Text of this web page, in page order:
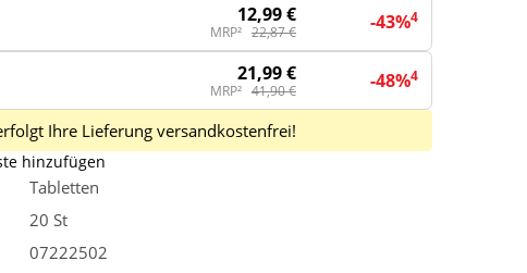
12,99 €
MRP² 22,87 € -43%4
21,99 €
MRP² 41,90 € -48%4
Ihre Lieferung versandkostenfrei!
hinzufügen
Tabletten
20 St
07222502